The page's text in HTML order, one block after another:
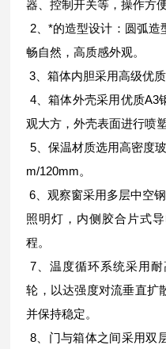
器、控制开关等，操作方
2、*的造型设计：圆弧
畅自然，高质感外观。
3、箱体内胆采用高级优
4、箱体外壳采用优质A3
观大方，外壳表面进行喷
5、保温材质选用高密度
m/120mm。
6、观察窗采用多层中空
照明灯，内侧胶合片式
程。
7、温度循环系统采用
轮，以达强度对流垂直扩
并保持稳定。
8、门与箱体之间采用双